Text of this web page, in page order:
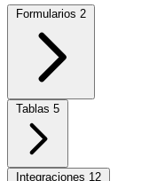
Formularios 2
Tablas 5
Integraciones 12